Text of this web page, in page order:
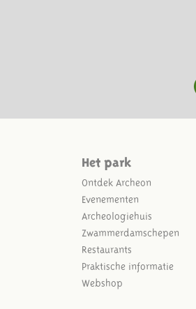
Het park
Ontdek Archeon
Evenementen
Archeologiehuis
Zwammerdamschepen
Restaurants
Praktische informatie
Webshop